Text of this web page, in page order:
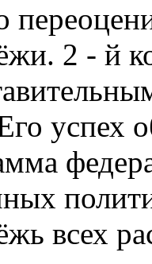
2 - й
успех
всех